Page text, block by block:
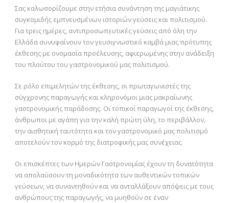
Σας καλωσορίζουμε στην ετήσια συνάντηση της μαγιάτικης
συγκομιδής εμπνευσμένων ιστοριών γεύσεις και πολιτισμού.
Για τρεις ημέρες, αντιπροσωπευτικές γεύσεις από όλη την
Ελλάδα συνυφαίνουν τον γευσιγνωστικό καμβά μιας πρότυπης
έκθεσης με ονομασία προέλευσης, αφιερωμένης στην ανάδειξη
του πλούτου του γαστρονομικού μας πολιτισμού.
Σε ρόλο επιμελητών της έκθεσης, οι πρωταγωνιστές της
σύγχρονης παραγωγής και κληρονόμοι μιας μακραίωνης
γαστρονομικής παράδοσης. Οι τοπικοί παραγωγοί της έκθεσης,
άνθρωποι με αγάπη για την καλή πρώτη ύλη, το περιβάλλον,
την αισθητική ταυτότητα και τον γαστρονομικό μας πολιτισμό
αποτελούν τον κορμό της διατροφικής μας συνέχειας.
Οι επισκέπτες των Ημερών Γαστρονομίας έχουν τη δυνατότητα
να απολαύσουν τη μοναδικότητα των αυθεντικών τοπικών
γεύσεων, να συναντηθούν και να ανταλλάξουν απόψεις με τους
ανθρώπους της παραγωγής, να μυηθούν σε έναν